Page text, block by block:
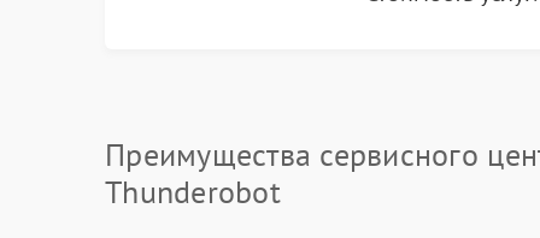
Преимущества сервисного
Thunderobot